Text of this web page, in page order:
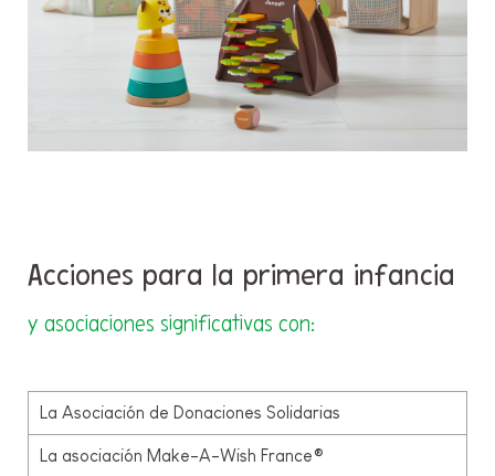
Acciones para la primera infancia
y asociaciones significativas con:
La Asociación de Donaciones Solidarias
La asociación Make-A-Wish France®